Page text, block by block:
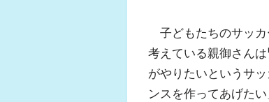
子どもたちのサッカ
考えている親御さん
がやりたいというサ
ンスを作ってあげた